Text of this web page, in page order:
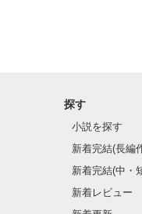
探す
小説を探す
新着完結(長編
新着完結(中・
新着レビュー